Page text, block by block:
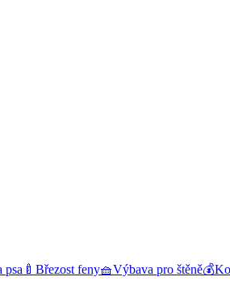
psa 🍼 Březost feny🧺Výbava pro štěně💰